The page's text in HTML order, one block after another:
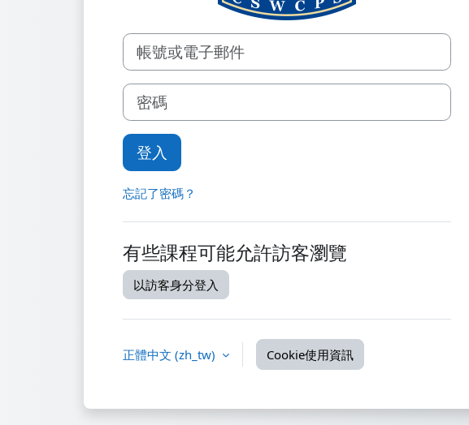
帳號或電子郵件
密碼
登入
忘記了密碼？
有些課程可能允許訪客瀏覽
以訪客身分登入
正體中文 ‎(zh_tw)‎ Cookie使用資訊